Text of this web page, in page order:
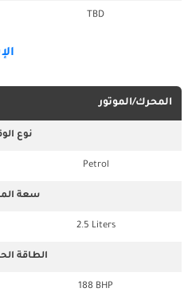
TBD
المحرك/الموتور
نوع
Petrol
سعة
2.5 Liters
الطاقة
188 BHP